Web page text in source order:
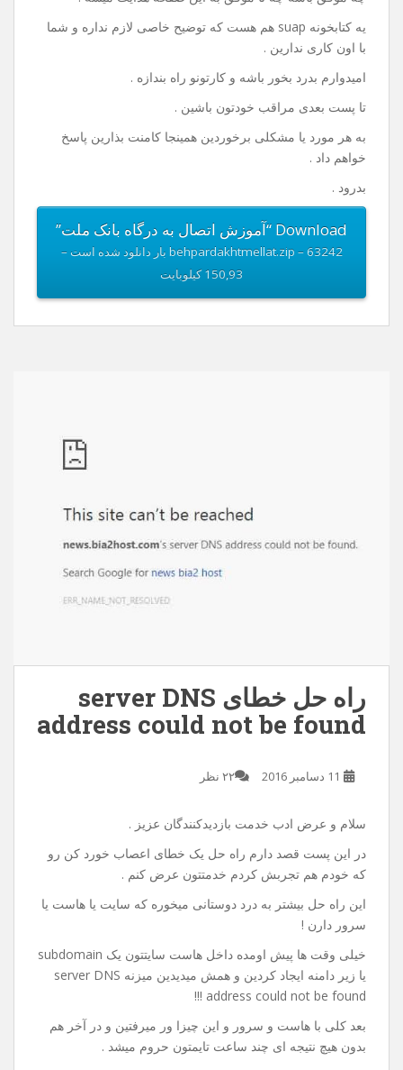
که در این صفحه مبلغ رو دریافت و با فشردن گزینه ی پرداخت
به صفحه پرداخت هدایت میشه کاربر .
مربوط به پذیرنده در این فایل باید وارد بشه .
سومین فایل هم callback.php نام داره و کاربر بعد از پرداخت
چه موفق باشه چه نا موفق به این صفحه هدایت میشه .
امیدوارم بدرد بخور باشه و کارتونو راه بندازه .
تا پست بعدی مراقب خودتون باشین .
به هر مورد یا مشکلی برخوردین همینجا کامنت بذارین پاسخ
خواهم داد .
بدرود .
راه حل خطای server DNS
address could not be found
11 دسامبر 2016 ۲۲ نظر
سلام و عرض ادب خدمت بازدیدکنندگان عزیز .
در این پست قصد دارم راه حل یک خطای اعصاب خورد کن رو
این راه حل بیشتر به درد دوستانی میخوره که سایت یا هاست یا
سرور دارن !